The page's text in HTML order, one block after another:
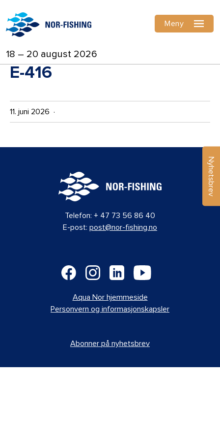
18 – 20 august 2026
Meny
E-416
11. juni 2026 ·
Nyhetsbrev
Telefon: + 47 73 56 86 40
E-post: post@nor-fishing.no
Aqua Nor hjemmeside
Personvern og informasjonskapsler
Abonner på nyhetsbrev